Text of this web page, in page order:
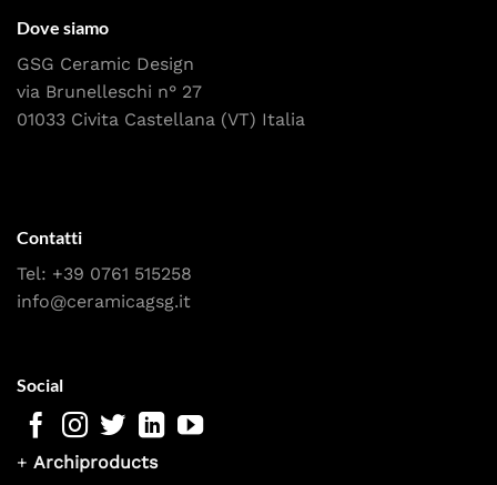
Dove siamo
GSG Ceramic Design
via Brunelleschi n° 27
01033 Civita Castellana (VT) Italia
Contatti
Tel: +39 0761 515258
info@ceramicagsg.it
Social
+ Archiproducts